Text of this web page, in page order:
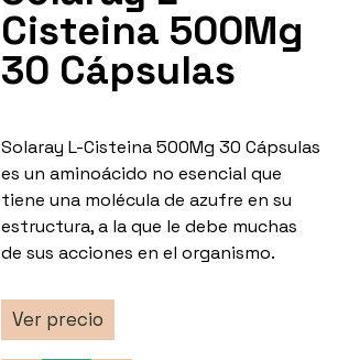
Cisteina 500Mg
30 Cápsulas
Solaray L-Cisteina 500Mg 30 Cápsulas
es un aminoácido no esencial que
tiene una molécula de azufre en su
estructura, a la que le debe muchas
de sus acciones en el organismo.
Ver precio